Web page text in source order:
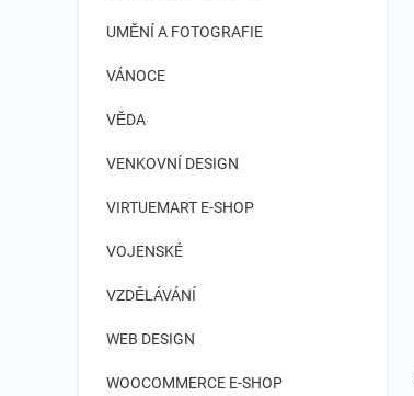
UMĚNÍ A FOTOGRAFIE
VÁNOCE
VĚDA
VENKOVNÍ DESIGN
VIRTUEMART E-SHOP
VOJENSKÉ
VZDĚLÁVÁNÍ
WEB DESIGN
WOOCOMMERCE E-SHOP